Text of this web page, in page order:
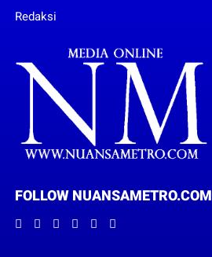
Redaksi
FOLLOW NUANSAMETRO.COM